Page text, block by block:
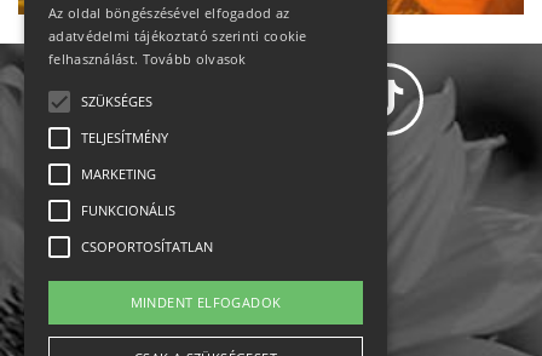
Állásajánlatok
Impresszum-kapcsolat
Az oldal böngészésével elfogadod az
adatvédelmi tájékoztató szerinti cookie
felhasználást. Tovább olvasok
SZÜKSÉGES
TELJESÍTMÉNY
MARKETING
FUNKCIONÁLIS
CSOPORTOSÍTATLAN
MINDENT ELFOGADOK